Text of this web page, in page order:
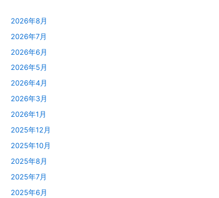
2026年8月
2026年7月
2026年6月
2026年5月
2026年4月
2026年3月
2026年1月
2025年12月
2025年10月
2025年8月
2025年7月
2025年6月